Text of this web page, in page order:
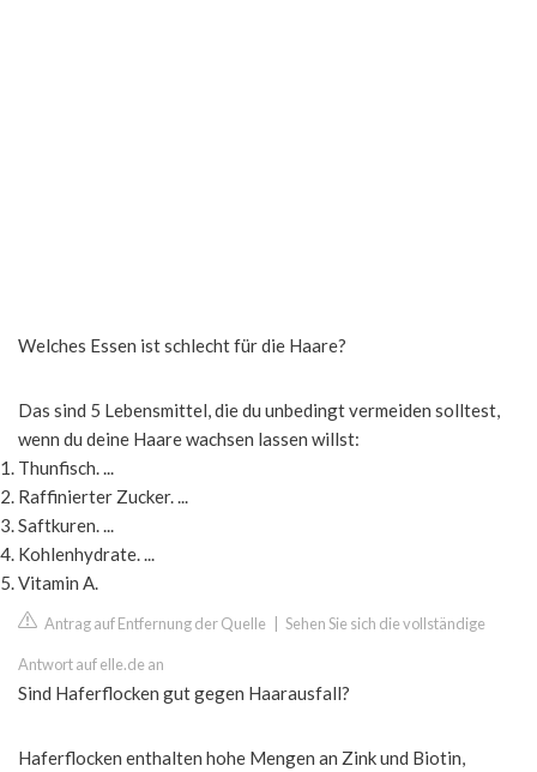
Welches Essen ist schlecht für die Haare?
Das sind 5 Lebensmittel, die du unbedingt vermeiden solltest,
wenn du deine Haare wachsen lassen willst:
Thunfisch. ...
Raffinierter Zucker. ...
Saftkuren. ...
Kohlenhydrate. ...
Vitamin A.
Antrag auf Entfernung der Quelle Sehen Sie sich die vollständige
Antwort auf elle.de an
Sind Haferflocken gut gegen Haarausfall?
Haferflocken enthalten hohe Mengen an Zink und Biotin,